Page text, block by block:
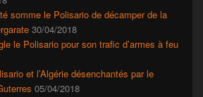
somme le Polisario de décamper de la
30/04/2018
le Polisario pour son trafic d’armes à feu
et l’Algérie désenchantés par le
05/04/2018